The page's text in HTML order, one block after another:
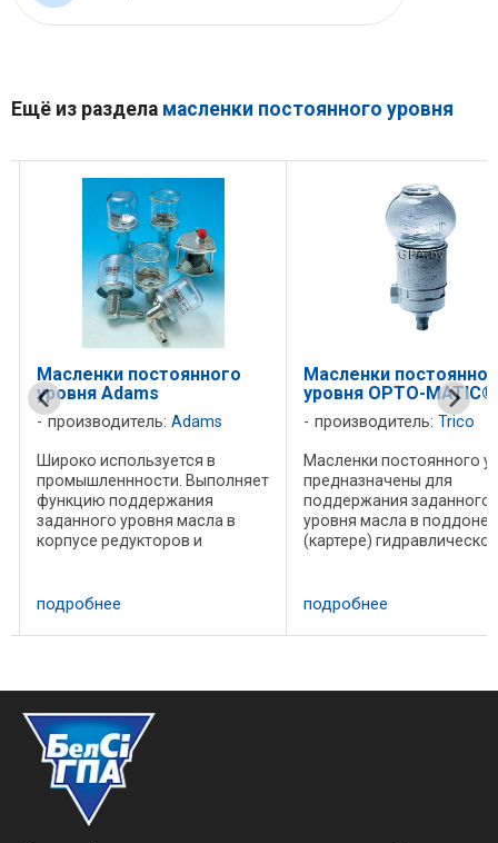
Ещё из раздела масленки постоянного уровня
Масленки постоянного
уровня Adams
производитель: Adams
Широко используется в
промышленнности. Выполняет
функцию поддержания
заданного уровня масла в
корпусе редукторов и
или стеклянные резервуары
Скачать каталог ...
подробнее
Масленки
уровня OPTO-MATIC®
производитель: Trico
Масленки постоянного
предназначены для
поддержания заданного
уровня масла в поддоне
(картере)
надлежащей смазки.
этой точки, то
подробнее